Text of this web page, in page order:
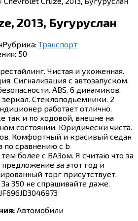
2013, Бугуруслан
Рубрика: Транспорт
50
Чистая и ухоженная.
Сигнализация с автозапуском.
ABS. 6 динамиков.
Стеклоподьемники. 2
работает отлично.
так и по ходовой, внешне на
состоянии. Юридически чиста.
Комфортный и красивый седан
по сравнению с b
более с ВАЗом. Я считаю что за
за этот год и
торг присутствует.
350 не спрашивайте даже,
Автомобили